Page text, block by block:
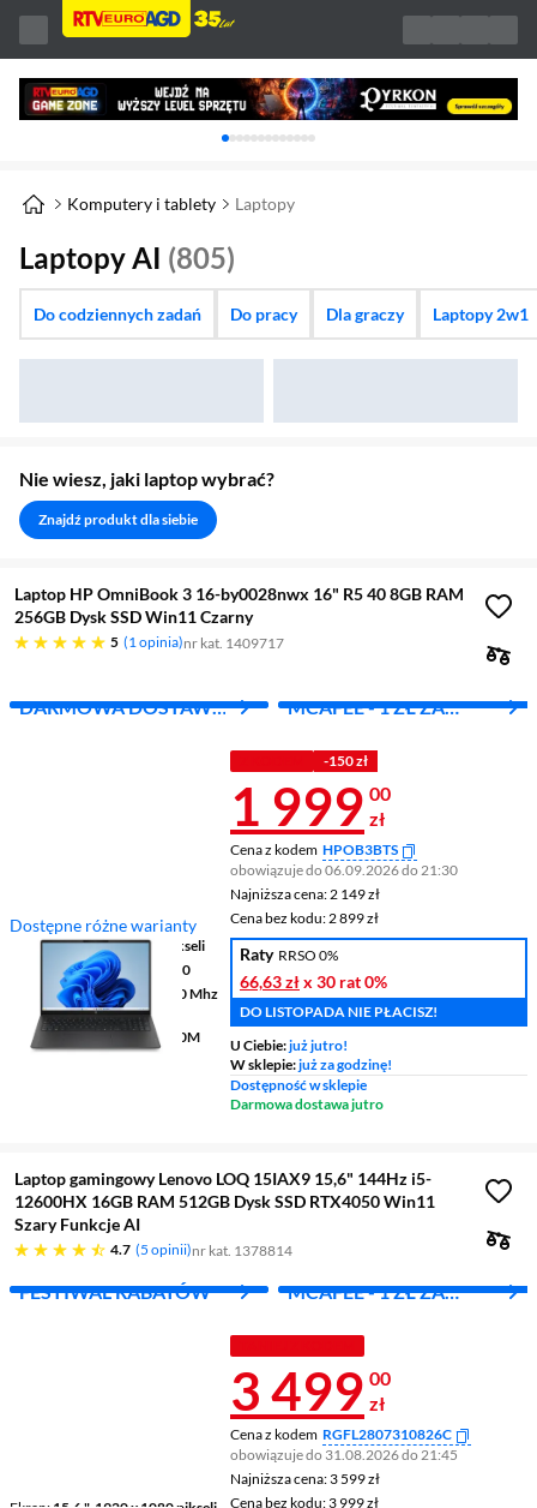
Karuzela z banerami, aktualny element 1 z
Komputery i tablety Laptopy
Laptopy AI (805)
Do codziennych zadań Do pracy Dla graczy Laptopy 2w1
Nie wiesz, jaki laptop wybrać?
Znajdź produkt dla siebie
Laptop HP OmniBook 3 16-by0028nwx 16" R5 40 8GB RAM
256GB Dysk SSD Win11 Czarny
5
pięć gwiazdek 1 opinia nr kat. 1409717
DARMOWA DOSTAWA
MCAFEE - 1 ZŁ ZA
Dostępne różne warianty
Ekran 16 ", 1920 x 1200 pikseli
Procesor AMD Ryzen™ 5 40
8 GB LPDDR5 5500 Mhz
RAM
Grafika AMD Radeon™ 610M
Graphics
-150 zł
Cena 1 999
1 999 00
zł
Cena z kodem HPOB3BTS
obowiązuje do 06.09.2026 do 21:30
Najniższa cena: 2 149 zł
Najniższa cena: 2 149 zł
Cena bez kodu: 2 899 zł
Cena bez kodu: 2 899 zł
Raty RRSO 0%
66,63 złx 30 rat0%
DO LISTOPADA NIE PŁACISZ!
U Ciebie:już jutro!
W sklepie:już za godzinę!
Dostępność w sklepie
Darmowa dostawa jutro
Laptop gamingowy Lenovo LOQ 15IAX9 15,6" 144Hz i5-
12600HX 16GB RAM 512GB Dysk SSD RTX4050 Win11
Szary Funkcje AI
4.7
4.7 gwiazdek 5 opinii nr kat. 1378814
FESTIWAL RABATÓW
MCAFEE - 1 ZŁ ZA
Cena 3 499
3 499 00
zł
Cena z kodem RGFL2807310826C
obowiązuje do 31.08.2026 do 21:45
Najniższa cena: 3 599 zł
Najniższa cena:3 599 zł
Cena bez kodu: 3 999 zł
Cena bez kodu:3 999 zł